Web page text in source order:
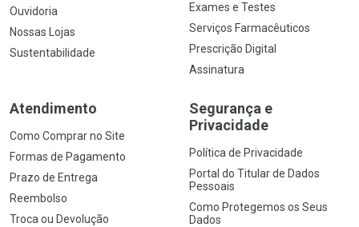
Ouvidoria
Nossas Lojas
Sustentabilidade
Exames e Testes
Serviços Farmacêuticos
Prescrição Digital
Assinatura
Atendimento
Como Comprar no Site
Formas de Pagamento
Prazo de Entrega
Reembolso
Troca ou Devolução
Segurança e
Privacidade
Política de Privacidade
Portal do Titular de Dados
Pessoais
Como Protegemos os Seus
Dados